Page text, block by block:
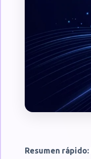
Resumen rápido: